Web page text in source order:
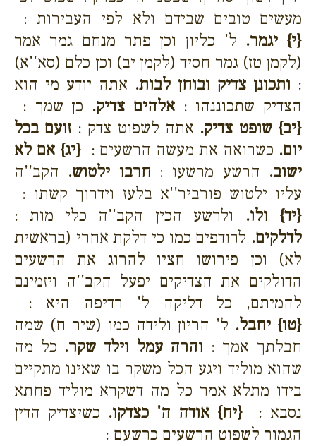
מעשים טובים שבידם ולא לפי העבירות :
{י} יגמר. ל' כליון וכן פתר מנחם גמר אמר
(לקמן טז) גמר חסיד (לקמן יב) וכן כלם (סא''א)
: ותכונן צדיק ובוחן לבות. אתה יודע מי הוא
הצדיק שתכוננהו :אלהים צדיק. כן שמך :
{יב} שופט צדיק. אתה לשפוט צדק : זועם בכל
יום. כשרואה את מעשה הרשעים :{יג} אם לא
ישוב. הרשע מרשעו : חרבו ילטוש. הקב''ה
עליו ילטוש פורביר''א בלעז וידרוך קשתו :
{יד} ולו. ולרשע הכין הקב''ה כלי מות :
לדלקים. לרודפים כמו כי דלקת אחרי (בראשית
לא) וכן פירושו חציו להרוג את הרשעים
הדולקים את הצדיקים יפעל הקב''ה ויזמינם
להמיתם, כל דליקה ל' רדיפה היא :
{טו} יחבל. ל' הריון ולידה כמו (שיר ח) שמה
חבלתך אמך : והרה עמל וילד שקר. כל מה
שהוא מוליד ויגע הכל משקר בו שאינו מתקיים
בידו מתלא אמר כל מה דשקרא מוליד פחתא
נסבא : {יח} אודה ה' כצדקו. כשיצדיק הדין
הגמור לשפוט הרשעים כרשעם :